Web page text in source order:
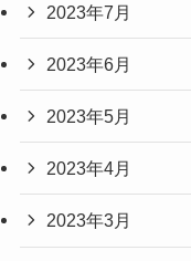
2023年7月
2023年6月
2023年5月
2023年4月
2023年3月